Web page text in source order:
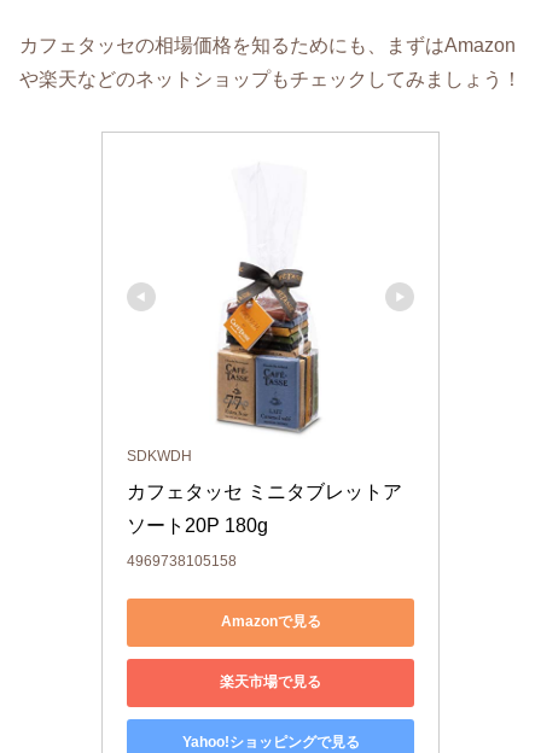
カフェタッセの相場価格を知るためにも、まずはAmazon
や楽天などのネットショップもチェックしてみましょう！
SDKWDH
カフェタッセ ミニタブレットア
ソート20P 180g
4969738105158
Amazonで見る
楽天市場で見る
Yahoo!ショッピングで見る